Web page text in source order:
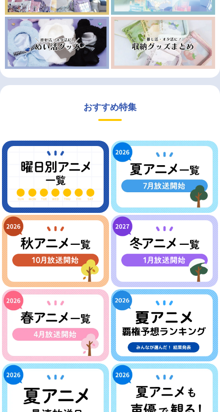
おすすめ特集